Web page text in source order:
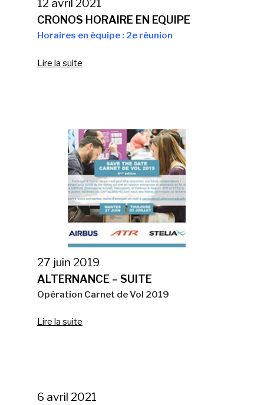
12 avril 2021
CRONOS HORAIRE EN EQUIPE
Horaires en équipe : 2e réunion
Lire la suite
27 juin 2019
ALTERNANCE – SUITE
Opération Carnet de Vol 2019
Lire la suite
6 avril 2021